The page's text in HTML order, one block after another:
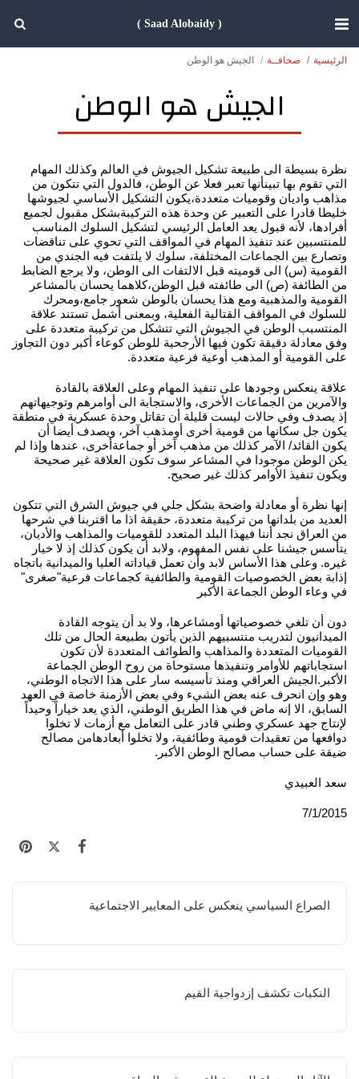
( Saad Alobaidy )
الرئيسية صحافــة الجيش هو الوطن
الجيش هو الوطن
نظرة بسيطة الى طبيعة تشكيل الجيوش في العالم وكذلك المهام
التي تقوم بها تبينأنها تعبر فعلا عن الوطن، فالدول التي تتكون من
مذاهب واديان وقوميات متعددة،يكون التشكيل الأساسي لجيوشها
خليطا قادرا على التعبير عن وحدة هذه التركيبةبشكل مقبول لجميع
أفرادها، لأنه قبول يعد العامل الرئيسي لتشكيل السلوك المناسب
للمنتسبين عند تنفيذ المهام في المواقف التي تحوي على تناقضات
وتصارع بين الجماعات المختلفة، سلوك لا يلتفت فيه الجندي من
القومية (س) الى قوميته قبل الالتفات الى الوطن، ولا يرجع الضابط
من الطائفة (ص) الى طائفته قبل الوطن،كلاهما يحسان بالمشاعر
القومية والمذهبية ومع هذا يحسان بالوطن شعور جامع،ومحرك
للسلوك في المواقف القتالية الفعلية، وبمعنى أشمل تستند علاقة
المنتسبب الوطن في الجيوش التي تتشكل من تركيبة متعددة على
وفق معادلة دقيقة تكون فيها الأرجحية للوطن كوعاء أكبر دون التجاوز
على القومية أو المذهب أوعية فرعية متعددة.
علاقة ينعكس وجودها على تنفيذ المهام وعلى العلاقة بالقادة
والآمرين من الجماعات الأخرى، والاستجابة الى أوامرهم وتوجيهاتهم
إذ يصدف وفي حالات ليست قليلة أن تقاتل وحدة عسكرية في منطقة
يكون جل سكانها من قومية أخرى أومذهب آخر، ويصدف أيضا أن
يكون القائد/ الآمر كذلك من مذهب آخر أو جماعةأخرى، عندها وإذا لم
يكن الوطن موجودا في المشاعر سوف تكون العلاقة غير صحيحة
ويكون تنفيذ الأوامر كذلك غير صحيح.
إنها نظرة أو معادلة واضحة بشكل جلي في جيوش الشرق التي تتكون
العديد من بلدانها من تركيبة متعددة، حقيقة اذا ما اقتربنا في شرحها
من العراق نجد أننا فيهذا البلد المتعدد للقوميات والمذاهب والأديان،
يتأسس جيشنا على نفس المفهوم، ولابد أن يكون كذلك إذ لا خيار
غيره. وعلى هذا الأساس لابد وأن تعمل قياداته العليا والميدانية باتجاه
إذابة بعض الخصوصيات القومية والطائفية كجماعات فرعية"صغرى"
في وعاء الوطن الجماعة الأكبر
دون أن تلغي خصوصياتها أومشاعرها، ولا بد أن يتوجه القادة
الميدانيون لتدريب منتسبيهم الذين يأتون بطبيعة الحال من تلك
القوميات المتعددة والمذاهب والطوائف المتعددة لأن تكون
استجاباتهم للأوامر وتنفيذها مستوحاة من روح الوطن الجماعة
الأكبر.الجيش العراقي ومنذ تأسيسه سار على هذا الاتجاه الوطني،
وهو وإن انحرف عنه بعض الشيء وفي بعض الأزمنة خاصة في العهد
السابق، الا إنه ماض في هذا الطريق الوطني، الذي يعد خياراً وحيداً
لإنتاج جهد عسكري وطني قادر على التعامل مع أزمات لا تخلوا
دوافعها من تعقيدات قومية وطائفية، ولا تخلوا أبعادهامن مصالح
ضيقة على حساب مصالح الوطن الأكبر.
سعد العبيدي
7/1/2015
الصراع السياسي ينعكس على المعايير الاجتماعية
النكبات تكشف إزدواجية القيم